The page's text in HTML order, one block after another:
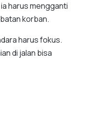
harus mengganti
korban.
harus fokus.
di jalan bisa